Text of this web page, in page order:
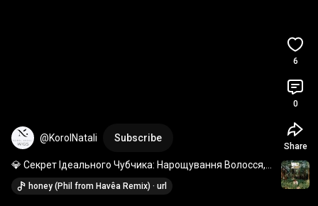
@KorolNatali Subscribe
💎 Секрет Ідеального Чубчика: Нарощування Волосся,
Яке Змінить Ваш Вигляд! #накладнийчубчик
honey (Phil from Havêa Remix) · url
6
0
Share